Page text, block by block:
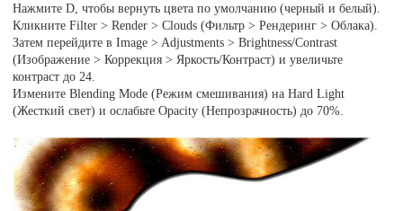
Нажмите D, чтобы вернуть цвета по умолчанию (черный и белый).
Кликните Filter > Render > Clouds (Фильтр > Рендеринг > Облака).
Затем перейдите в Image > Adjustments > Brightness/Contrast
(Изображение > Коррекция > Яркость/Контраст) и увеличьте
контраст до 24.
Измените Blending Mode (Режим смешивания) на Hard Light
(Жесткий свет) и ослабьте Opacity (Непрозрачность) до 70%.